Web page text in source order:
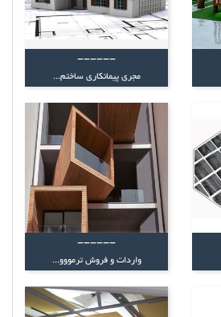
------
مجری پیمانکاری ساختم...
------
واردات و فروش ترمووو...